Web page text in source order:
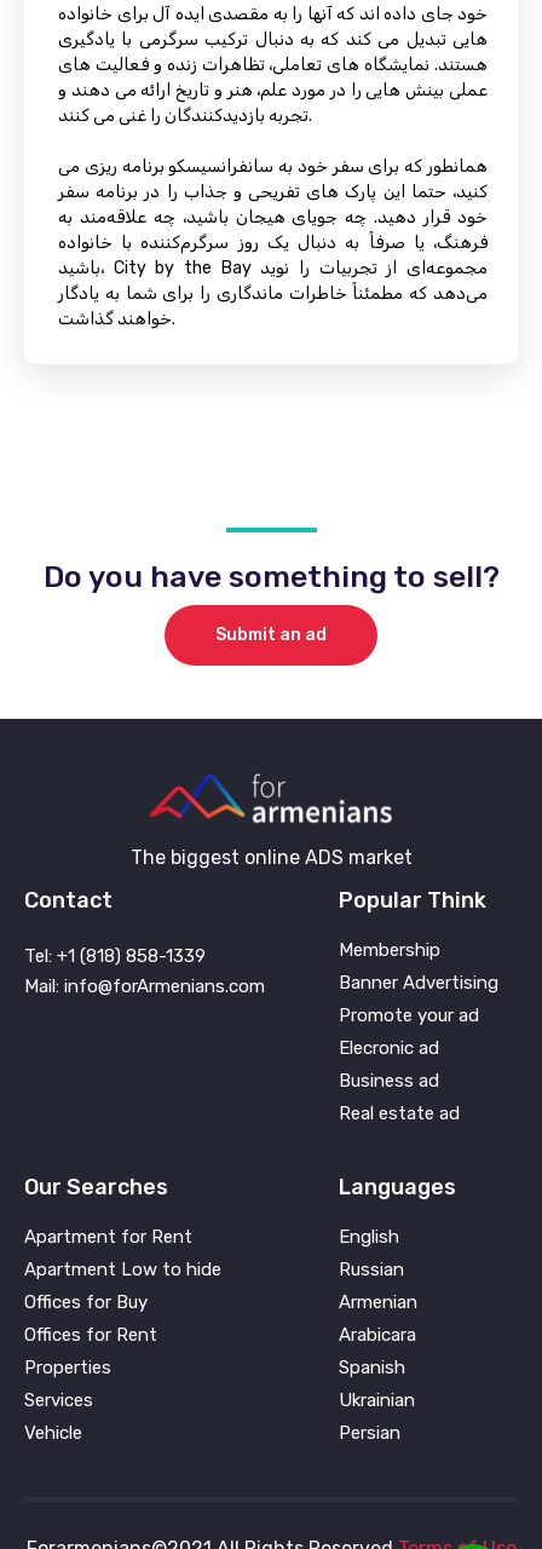
خود جای داده اند که آنها را به مقصدی ایده آل برای خانواده
هایی تبدیل می کند که به دنبال ترکیب سرگرمی با یادگیری
هستند. نمایشگاه های تعاملی، تظاهرات زنده و فعالیت های
عملی بینش هایی را در مورد علم، هنر و تاریخ ارائه می دهند و
تجربه بازدیدکنندگان را غنی می کنند.
همانطور که برای سفر خود به سانفرانسیسکو برنامه ریزی می
کنید، حتما این پارک های تفریحی و جذاب را در برنامه سفر
خود قرار دهید. چه جویای هیجان باشید، چه علاقه‌مند به
فرهنگ، یا صرفاً به دنبال یک روز سرگرم‌کننده با خانواده
باشید، City by the Bay مجموعه‌ای از تجربیات را نوید
می‌دهد که مطمئناً خاطرات ماندگاری را برای شما به یادگار
خواهند گذاشت.
Do you have something to sell?
Submit an ad
The biggest online ADS market
Contact
Tel: +1 (818) 858-1339
Mail: info@forArmenians.com
Popular Think
Membership
Banner Advertising
Promote your ad
Elecronic ad
Business ad
Real estate ad
Our Searches
Apartment for Rent
Apartment Low to hide
Offices for Buy
Offices for Rent
Properties
Services
Vehicle
Languages
English
Russian
Armenian
Arabicara
Spanish
Ukrainian
Persian